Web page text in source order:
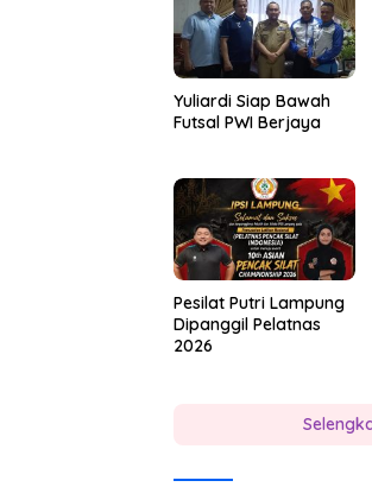
Yuliardi Siap Bawah
Futsal PWI Berjaya
Pesilat Putri Lampung
Dipanggil Pelatnas
2026